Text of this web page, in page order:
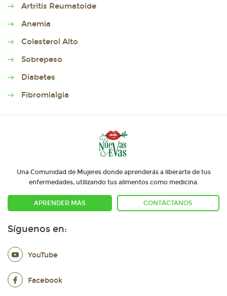
Artritis Reumatoide
Anemia
Colesterol Alto
Sobrepeso
Diabetes
Fibromialgia
Una Comunidad de Mujeres donde aprenderás a liberarte de tus
enfermedades, utilizando tus alimentos como medicina.
APRENDER MÁS CONTÁCTANOS
Síguenos en:
YouTube
Facebook